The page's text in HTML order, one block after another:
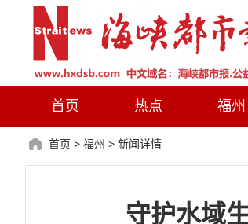
首页 热点 福州
首页 > 福州 > 新闻详情
守护水域